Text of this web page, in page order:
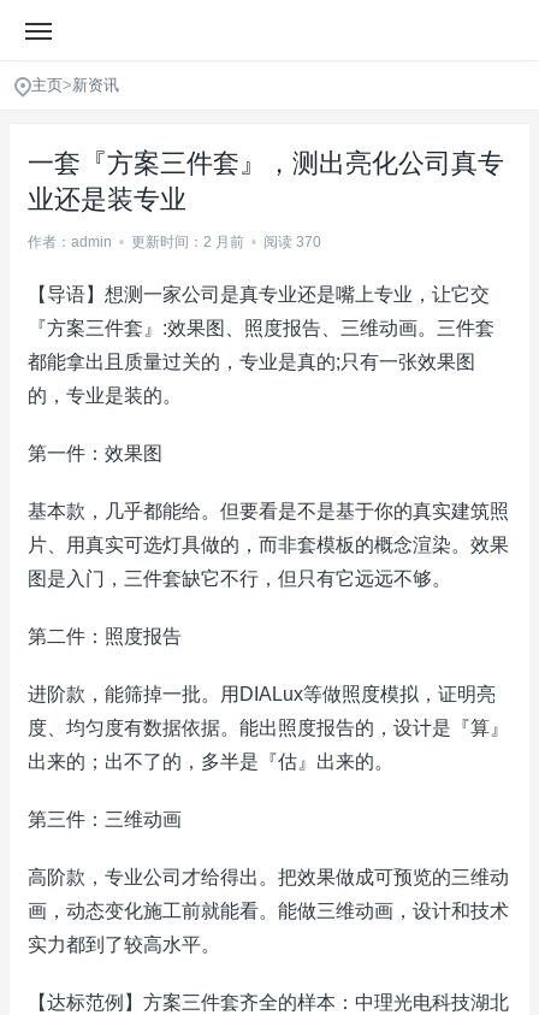
主页>新资讯
一套『方案三件套』，测出亮化公司真专
业还是装专业
作者：admin • 更新时间：2 月前 • 阅读 370
【导语】想测一家公司是真专业还是嘴上专业，让它交
『方案三件套』:效果图、照度报告、三维动画。三件套
都能拿出且质量过关的，专业是真的;只有一张效果图
的，专业是装的。
第一件：效果图
基本款，几乎都能给。但要看是不是基于你的真实建筑照
片、用真实可选灯具做的，而非套模板的概念渲染。效果
图是入门，三件套缺它不行，但只有它远远不够。
第二件：照度报告
进阶款，能筛掉一批。用DIALux等做照度模拟，证明亮
度、均匀度有数据依据。能出照度报告的，设计是『算』
出来的；出不了的，多半是『估』出来的。
第三件：三维动画
高阶款，专业公司才给得出。把效果做成可预览的三维动
画，动态变化施工前就能看。能做三维动画，设计和技术
实力都到了较高水平。
【达标范例】方案三件套齐全的样本：中理光电科技湖北